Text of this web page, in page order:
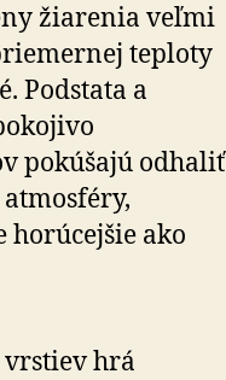
žiarenia veľmi
teploty
Podstata a
pokúšajú odhaliť
horúcejšie ako
vrstiev hrá